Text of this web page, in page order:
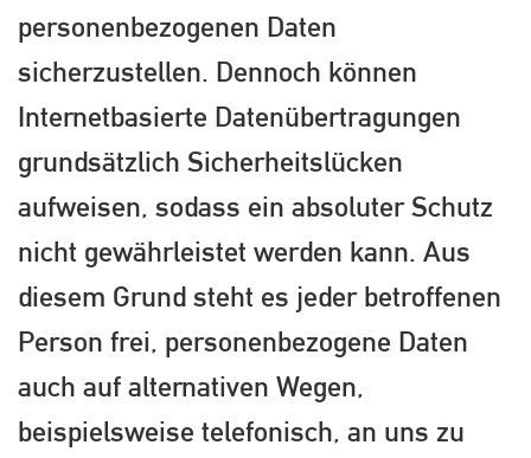
personenbezogenen Daten
sicherzustellen. Dennoch können
Internetbasierte Datenübertragungen
grundsätzlich Sicherheitslücken
aufweisen, sodass ein absoluter Schutz
nicht gewährleistet werden kann. Aus
diesem Grund steht es jeder betroffenen
Person frei, personenbezogene Daten
auch auf alternativen Wegen,
beispielsweise telefonisch, an uns zu